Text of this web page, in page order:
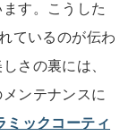
す。こうした
ているのが伝わ
さの裏には、
ンテナンスに
ミックコーティ